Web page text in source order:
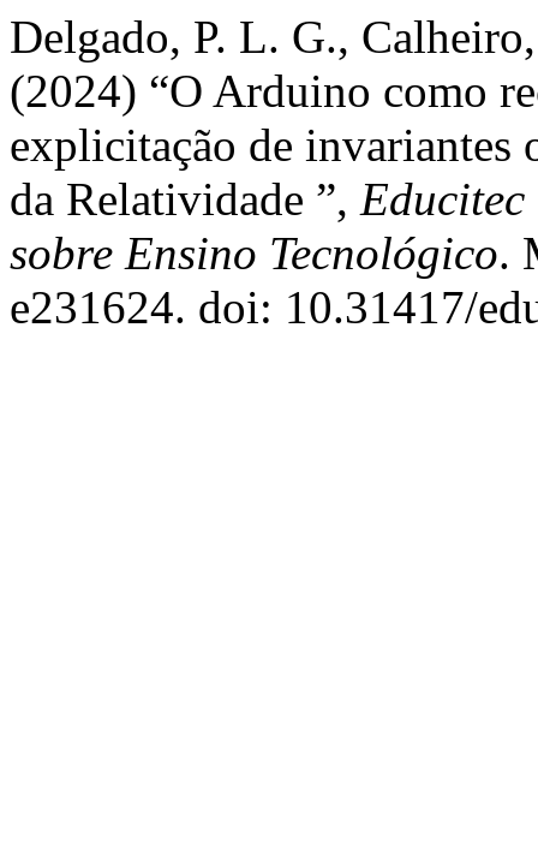
Delgado, P. L. G.,
(2024) “O Arduino como
explicitação de invariantes
da Relatividade ”, Educitec
sobre Ensino Tecnológico.
e231624. doi: 10.31417/